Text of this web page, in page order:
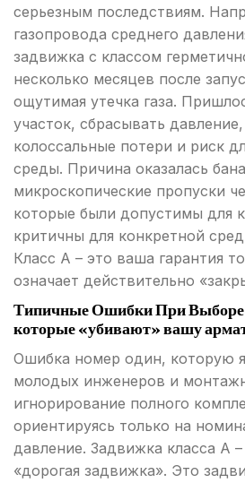
серьезным последствиям.
газопровода среднего
задвижка с классом
несколько месяцев после
ощутимая утечка газа.
участок, сбрасывать
колоссальные потери и риск
среды. Причина оказалась
микроскопические пропуски
которые были допустимы для
критичны для конкретной
Класс А – это ваша гарантия
означает действительно
Типичные Ошибки При
которые «убивают» вашу
Ошибка номер один, которую
молодых инженеров и
игнорирование полного
ориентируясь только на
давление. Задвижка класса А
«дорогая задвижка». Это